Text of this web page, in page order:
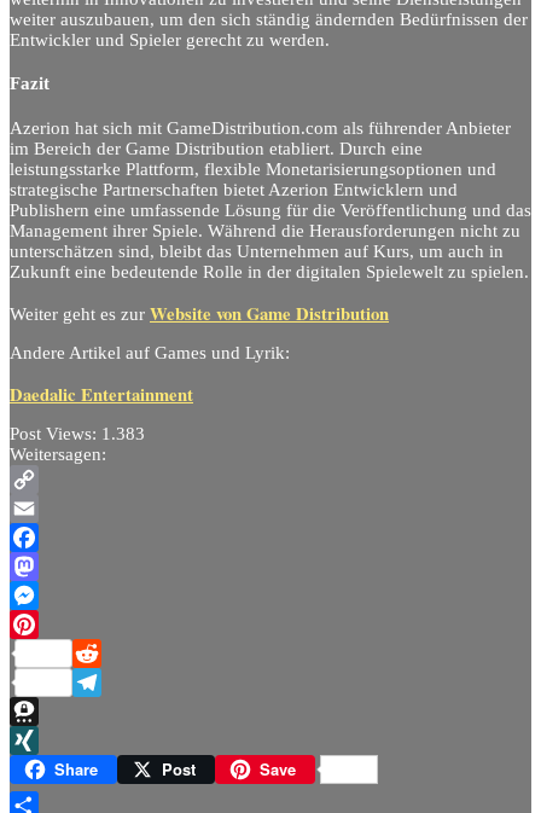
weiter auszubauen, um den sich ständig ändernden Bedürfnissen der
Entwickler und Spieler gerecht zu werden.
Fazit
Azerion hat sich mit GameDistribution.com als führender Anbieter
im Bereich der Game Distribution etabliert. Durch eine
leistungsstarke Plattform, flexible Monetarisierungsoptionen und
strategische Partnerschaften bietet Azerion Entwicklern und
Publishern eine umfassende Lösung für die Veröffentlichung und das
Management ihrer Spiele. Während die Herausforderungen nicht zu
unterschätzen sind, bleibt das Unternehmen auf Kurs, um auch in
Zukunft eine bedeutende Rolle in der digitalen Spielewelt zu spielen.
Weiter geht es zur Website von Game Distribution
Andere Artikel auf Games und Lyrik:
Daedalic Entertainment
Post Views: 1.383
Weitersagen:
Copy
Link
Email
Facebook
Mastodon
Messenger
Pinterest
Reddit
Telegram
Threema
XINGShare Post Save